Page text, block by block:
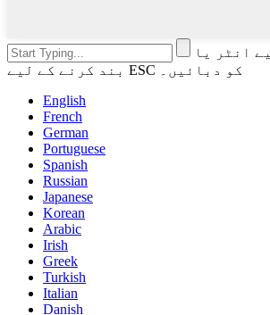
انٹر یا
بند کرنے کے لیے ESC کو دبائیں۔
English
French
German
Portuguese
Spanish
Russian
Japanese
Korean
Arabic
Irish
Greek
Turkish
Italian
Danish